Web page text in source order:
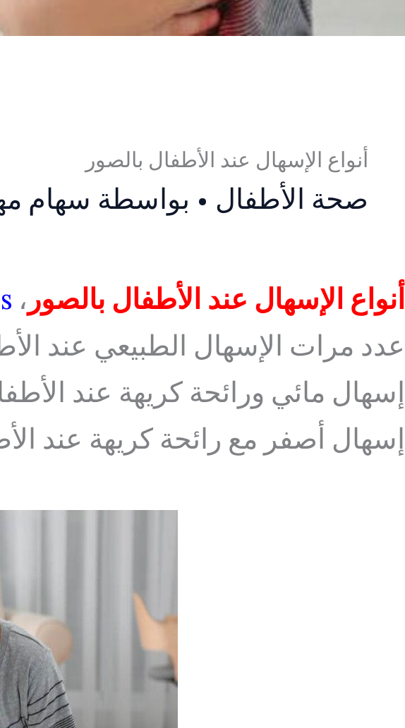
أنواع الإسهال عند الأطفال بالصور
صحة الأطفال • بواسطة سهام
أنواع الإسهال عند الأطفال بالصور ،
عدد مرات الإسهال الطبيعي عند
إسهال مائي ورائحة كريهة عند
إسهال أصفر مع رائحة كريهة عند